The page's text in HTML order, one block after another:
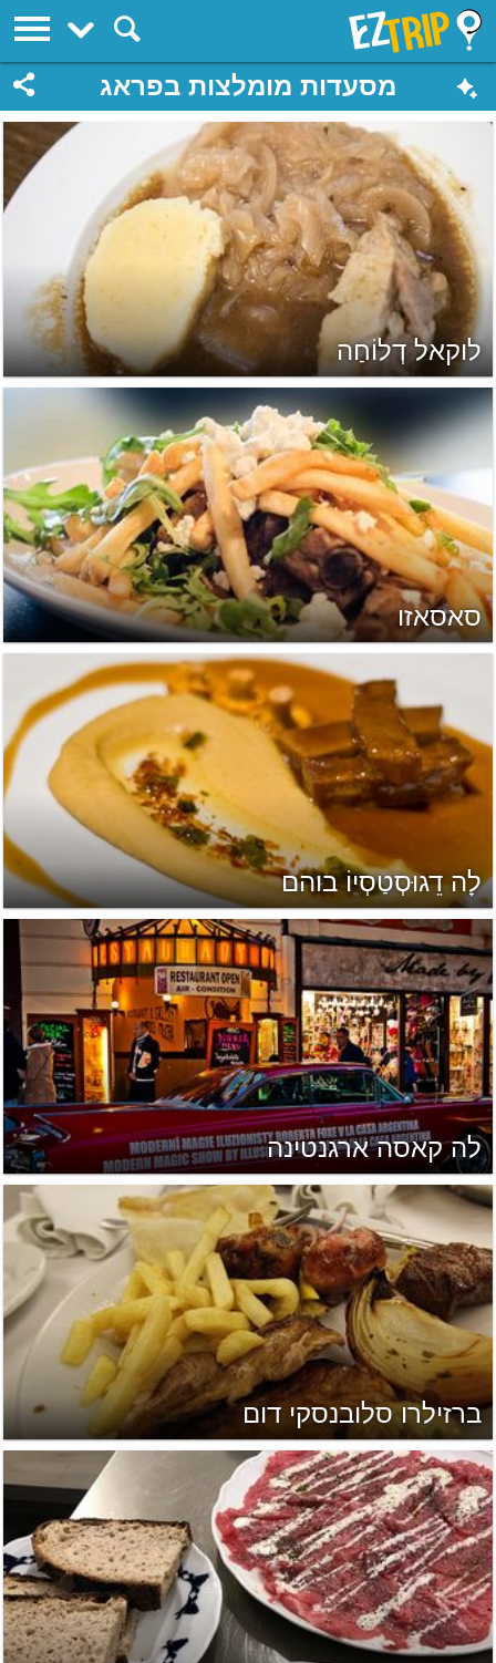
EZTrip
מסעדות מומלצות בפראג
לוקאל דְלוֹחַה
סאסאזו
לָה דֵגוּסְטַסְיוֹ בוהם
לה קאסה ארגנטינה
ברזילרו סלובנסקי דום